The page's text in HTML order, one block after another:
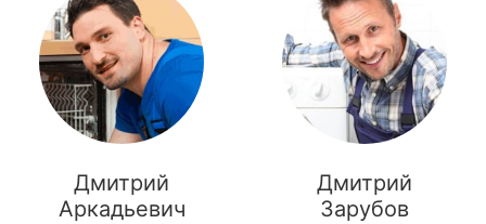
Дмитрий
Аркадьевич
Дмитрий
Зарубов